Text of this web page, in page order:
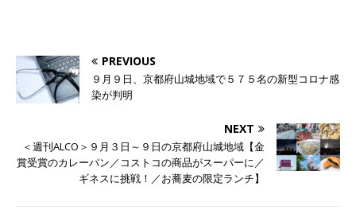
PREVIOUS
９月９日、京都府山城地域で５７５名の新型コロナ感
染が判明
NEXT
＜週刊ALCO＞９月３日～９日の京都府山城地域【金
賞受賞のカレーパン／コストコの商品がスーパーに／
ギネスに挑戦！／お蕎麦の限定ランチ】